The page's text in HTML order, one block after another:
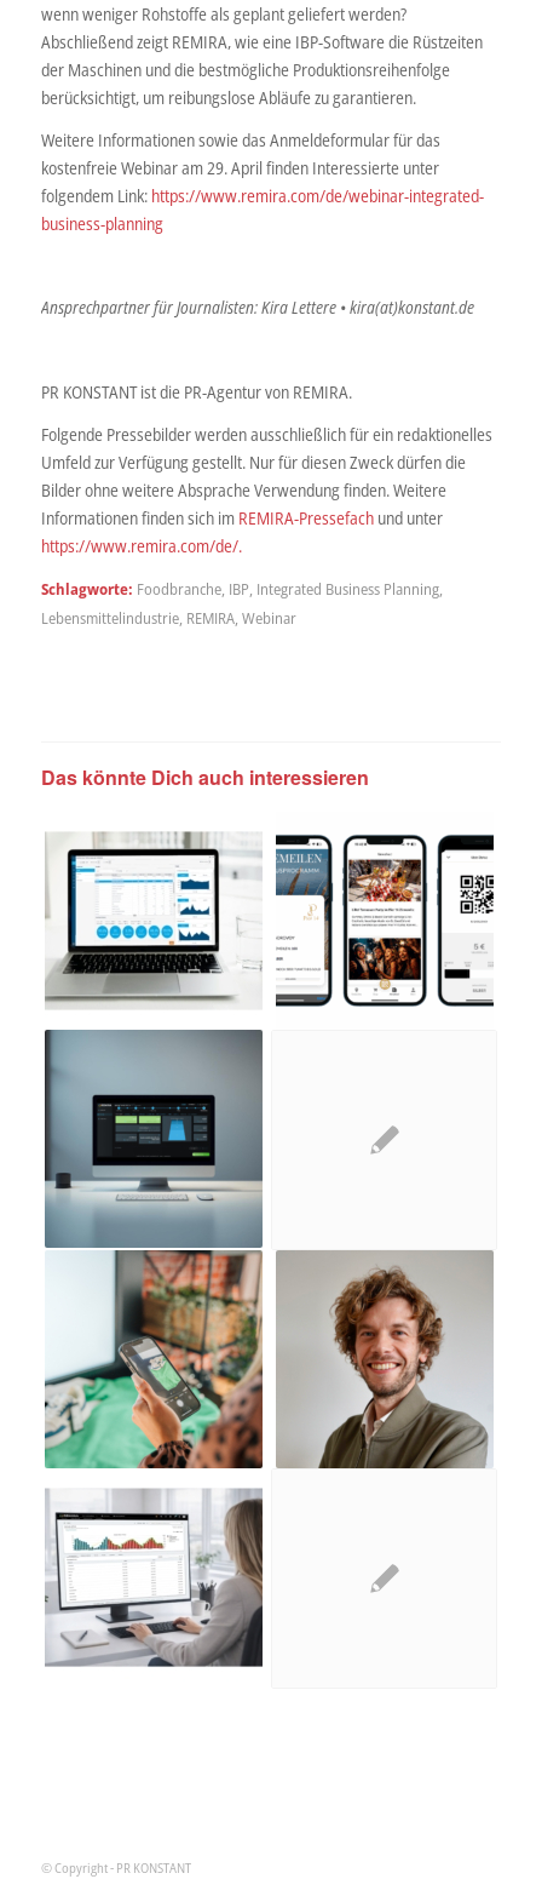
wenn weniger Rohstoffe als geplant geliefert werden?
Abschließend zeigt REMIRA, wie eine IBP-Software die Rüstzeiten
der Maschinen und die bestmögliche Produktionsreihenfolge
berücksichtigt, um reibungslose Abläufe zu garantieren.
Weitere Informationen sowie das Anmeldeformular für das
kostenfreie Webinar am 29. April finden Interessierte unter
folgendem Link: https://www.remira.com/de/webinar-integrated-
business-planning
Ansprechpartner für Journalisten: Kira Lettere • kira(at)konstant.de
PR KONSTANT ist die PR-Agentur von REMIRA.
Folgende Pressebilder werden ausschließlich für ein redaktionelles
Umfeld zur Verfügung gestellt. Nur für diesen Zweck dürfen die
Bilder ohne weitere Absprache Verwendung finden. Weitere
Informationen finden sich im REMIRA-Pressefachund unter
https://www.remira.com/de/.
Schlagworte: Foodbranche, IBP, Integrated Business Planning,
Lebensmittelindustrie, REMIRA, Webinar
Das könnte Dich auch interessieren
© Copyright - PR KONSTANT